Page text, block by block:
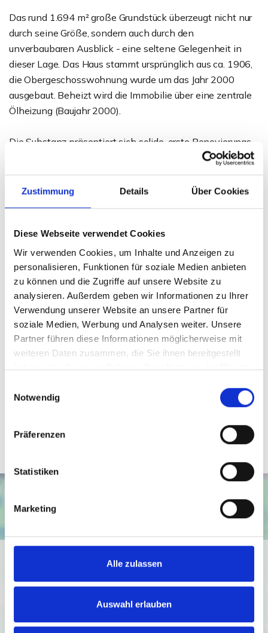
Zustimmung Details Über Cookies
Diese Webseite verwendet Cookies
Wir verwenden Cookies, um Inhalte und Anzeigen zu
personalisieren, Funktionen für soziale Medien anbieten
zu können und die Zugriffe auf unsere Website zu
analysieren. Außerdem geben wir Informationen zu Ihrer
Verwendung unserer Website an unsere Partner für
soziale Medien, Werbung und Analysen weiter. Unsere
Partner führen diese Informationen möglicherweise mit
weiteren Daten zusammen, die Sie ihnen bereitgestellt
haben oder die sie im Rahmen Ihrer Nutzung der Dienste
Notwendig
Präferenzen
Statistiken
Marketing
Alle zulassen
Auswahl erlauben
Das rund 1.694 m² große Grundstück überzeugt nicht nur
durch seine Größe, sondern auch durch den
unverbaubaren Ausblick - eine seltene Gelegenheit in
dieser Lage. Das Haus stammt ursprünglich aus ca. 1906,
die Obergeschosswohnung wurde um das Jahr 2000
ausgebaut. Beheizt wird die Immobilie über eine zentrale
Ölheizung (Baujahr 2000).
Die Substanz präsentiert sich solide, erste Renovierungs-
und Modernisierungsmaßnahmen wurden bereits
durchgeführt. Auch energetisch ist die Gebäudehülle mit
Klinkerfassade und erneuerten Fenstern in einem
Ein Haus mit Charakter, Platz und Perspektive - ideal für
alle, die Raum zur Entfaltung suchen.
Weitere Informationen, Bilder und Grundrisse finden Sie
im ausführlichen Exposé!
Ansprechpartner
Telefax: 0571 870 490 05
Ich bin damit einverstanden, dass mir Karten von Google
Datenschutzbedingungen von Google
https://policies.google.com/privacy